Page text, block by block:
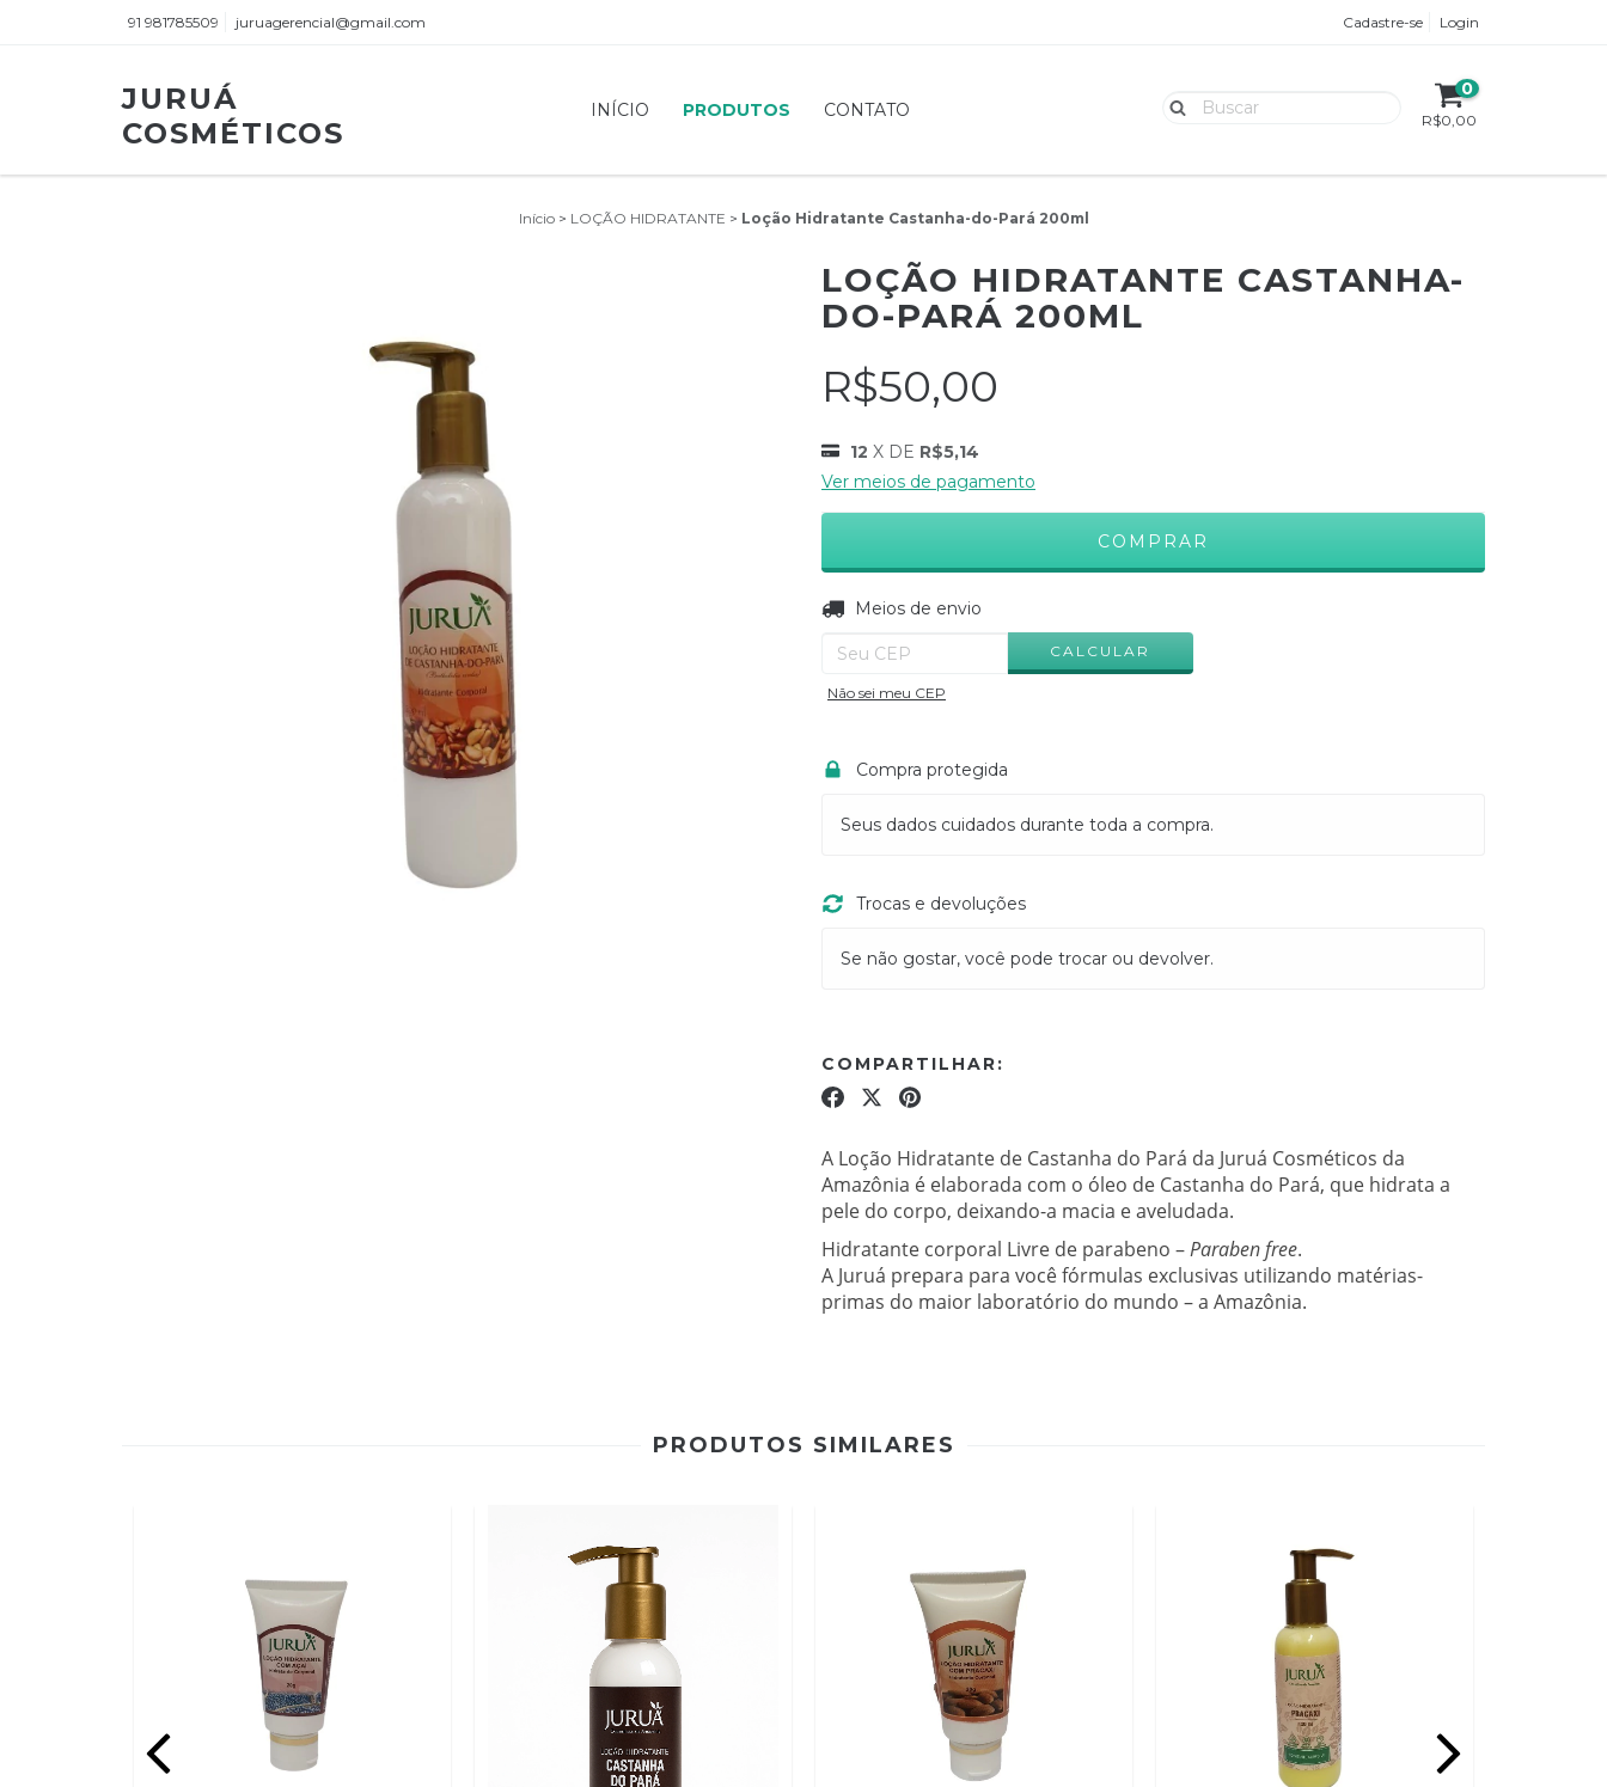
91 981785509 juruagerencial@gmail.com Cadastre-se Login
JURUÁ
COSMÉTICOS
INÍCIO PRODUTOS CONTATO
0
R$0,00
Início > LOÇÃO HIDRATANTE > Loção Hidratante Castanha-do-Pará 200ml
LOÇÃO HIDRATANTE CASTANHA-
DO-PARÁ 200ML
R$50,00
12 X DE R$5,14
Ver meios de pagamento
Entregas para o CEP:
Meios de envio
CALCULAR
Não sei meu CEP
Compra protegida
Seus dados cuidados durante toda a compra.
Trocas e devoluções
Se não gostar, você pode trocar ou devolver.
COMPARTILHAR:
A Loção Hidratante de Castanha do Pará da Juruá Cosméticos da
Amazônia é elaborada com o óleo de Castanha do Pará, que hidrata a
pele do corpo, deixando-a macia e aveludada.
Hidratante corporal Livre de parabeno –Paraben free.
A Juruá prepara para você fórmulas exclusivas utilizando matérias-
primas do maior laboratório do mundo – a Amazônia.
PRODUTOS SIMILARES